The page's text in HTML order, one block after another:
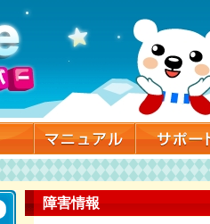
障害情報